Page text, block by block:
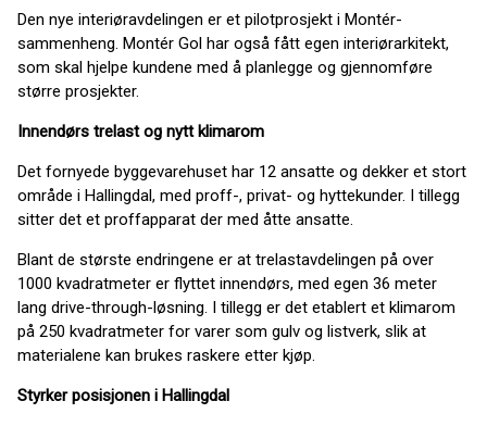
Den nye interiøravdelingen er et pilotprosjekt i Montér-
sammenheng. Montér Gol har også fått egen interiørarkitekt,
som skal hjelpe kundene med å planlegge og gjennomføre
større prosjekter.
Innendørs trelast og nytt klimarom
Det fornyede byggevarehuset har 12 ansatte og dekker et stort
område i Hallingdal, med proff-, privat- og hyttekunder. I tillegg
sitter det et proffapparat der med åtte ansatte.
Blant de største endringene er at trelastavdelingen på over
1000 kvadratmeter er flyttet innendørs, med egen 36 meter
lang drive-through-løsning. I tillegg er det etablert et klimarom
på 250 kvadratmeter for varer som gulv og listverk, slik at
materialene kan brukes raskere etter kjøp.
Styrker posisjonen i Hallingdal